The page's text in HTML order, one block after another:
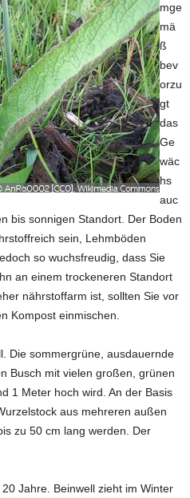
mge
mä
ß
bev
orzu
gt
das
Ge
wäc
hs
auc
bis sonnigen Standort. Der Boden
sein, Lehmböden
so wuchsfreudig, dass Sie
an einem trockeneren Standort
nährstoffarm ist, sollten Sie vor
Kompost einmischen.
Die sommergrüne, ausdauernde
Busch mit vielen großen, grünen
1 Meter hoch wird. An der Basis
aus mehreren außen
zu 50 cm lang werden. Der
Jahre. Beinwell zieht im Winter